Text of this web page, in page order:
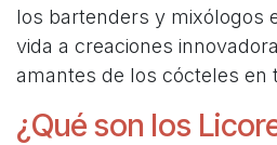
los bartenders y mixólogos
vida a creaciones
amantes de los cócteles en
¿Qué son los